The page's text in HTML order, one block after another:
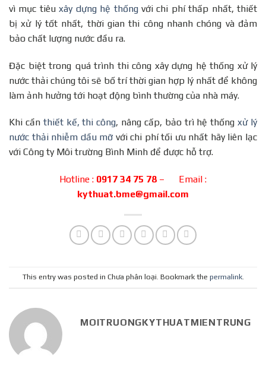
vì mục tiêuxây dựng hệ thốngvới chi phí thấp nhất, thiết
bị xử lý tốt nhất, thời gian thi công nhanh chóng và đảm
bảo chất lượng nước đầu ra.
Đặc biệt trong quá trình thi công xây dựng hệ thống xử lý
nước thải chúng tôi sẽ bố trí thời gian hợp lý nhất để không
làm ảnh hưởng tới hoạt động bình thường của nhà máy.
Khi cần thiết kế, thi công, nâng cấp, bảo trì hệ thốngxử lý
nước thải nhiễm dầu mỡ với chi phí tối ưu nhất hãy liên lạc
với Công ty Môi trường Bình Minh để được hỗ trợ.
Hotline : 0917 34 75 78 – Email :
kythuat.bme@gmail.com
This entry was posted in Chưa phân loại. Bookmark the permalink.
MOITRUONGKYTHUATMIENTRUNG